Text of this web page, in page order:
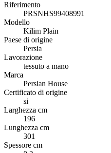
Riferimento
PRSNHS99408991
Modello
Kilim Plain
Paese di origine
Persia
Lavorazione
tessuto a mano
Marca
Persian House
Certificato di origine
si
Larghezza cm
196
Lunghezza cm
301
Spessore cm